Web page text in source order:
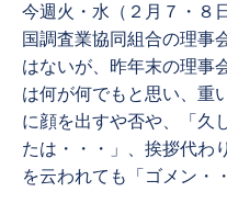
今週火・水（２月７・８
国調査業協同組合の理事
はないが、昨年末の理事
は何が何でもと思い、重
に顔を出すや否や、「久
たは・・・」、挨拶代わ
を云われても「ゴメン・